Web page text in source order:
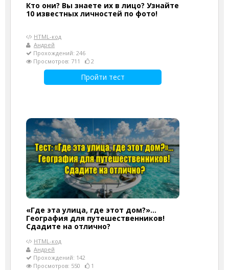
Кто они? Вы знаете их в лицо? Узнайте
10 известных личностей по фото!
HTML-код
Андрей
Прохождений: 246
Просмотров: 711
2
Пройти тест
«Где эта улица, где этот дом?»...
География для путешественников!
Сдадите на отлично?
HTML-код
Андрей
Прохождений: 142
Просмотров: 550
1